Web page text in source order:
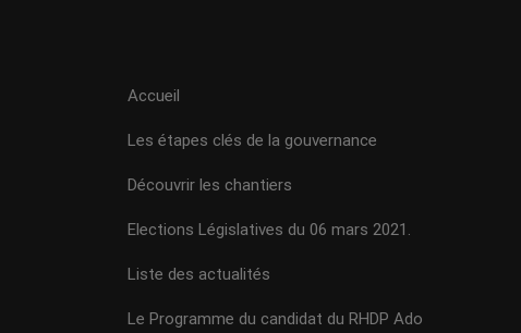
Accueil
Les étapes clés de la gouvernance
Découvrir les chantiers
Elections Législatives du 06 mars 2021.
Liste des actualités
Le Programme du candidat du RHDP Ado